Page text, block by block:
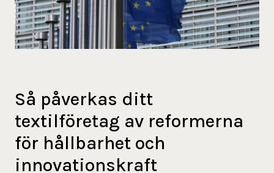
Så påverkas ditt
textilföretag av reformerna
för hållbarhet och
innovationskraft